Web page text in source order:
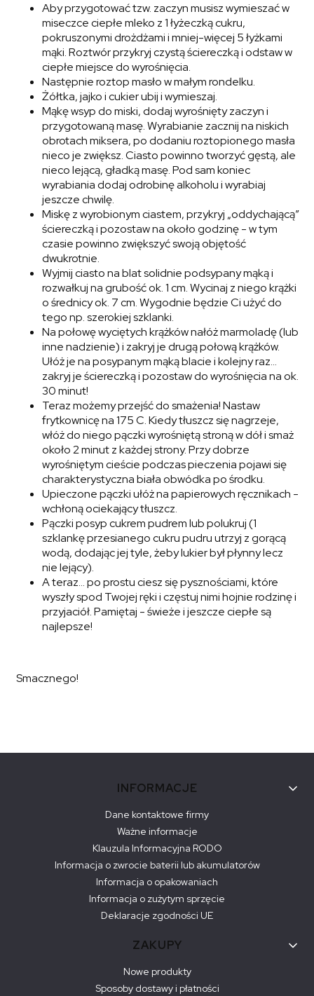
Aby przygotować tzw. zaczyn musisz wymieszać w
miseczce ciepłe mleko z 1 łyżeczką cukru,
pokruszonymi drożdżami i mniej-więcej 5 łyżkami
mąki. Roztwór przykryj czystą ściereczką i odstaw w
ciepłe miejsce do wyrośnięcia.
Następnie roztop masło w małym rondelku.
Żółtka, jajko i cukier ubij i wymieszaj.
Mąkę wsyp do miski, dodaj wyrośnięty zaczyn i
przygotowaną masę. Wyrabianie zacznij na niskich
obrotach miksera, po dodaniu roztopionego masła
nieco je zwiększ. Ciasto powinno tworzyć gęstą, ale
nieco lejącą, gładką masę. Pod sam koniec
wyrabiania dodaj odrobinę alkoholu i wyrabiaj
jeszcze chwilę.
Miskę z wyrobionym ciastem, przykryj „oddychającą”
ściereczką i pozostaw na około godzinę - w tym
czasie powinno zwiększyć swoją objętość
dwukrotnie.
Wyjmij ciasto na blat solidnie podsypany mąką i
rozwałkuj na grubość ok. 1 cm. Wycinaj z niego krążki
o średnicy ok. 7 cm. Wygodnie będzie Ci użyć do
tego np. szerokiej szklanki.
Na połowę wyciętych krążków nałóż marmoladę (lub
inne nadzienie) i zakryj je drugą połową krążków.
Ułóż je na posypanym mąką blacie i kolejny raz…
zakryj je ściereczką i pozostaw do wyrośnięcia na ok.
30 minut!
Teraz możemy przejść do smażenia! Nastaw
frytkownicę na 175 C. Kiedy tłuszcz się nagrzeje,
włóż do niego pączki wyrośniętą stroną w dół i smaż
około 2 minut z każdej strony. Przy dobrze
wyrośniętym cieście podczas pieczenia pojawi się
charakterystyczna biała obwódka po środku.
Upieczone pączki ułóż na papierowych ręcznikach -
wchłoną ociekający tłuszcz.
Pączki posyp cukrem pudrem lub polukruj (1
szklankę przesianego cukru pudru utrzyj z gorącą
wodą, dodając jej tyle, żeby lukier był płynny lecz
nie lejący).
A teraz… po prostu ciesz się pysznościami, które
wyszły spod Twojej ręki i częstuj nimi hojnie rodzinę i
przyjaciół. Pamiętaj - świeże i jeszcze ciepłe są
najlepsze!
Smacznego!
INFORMACJE
Dane kontaktowe firmy
Ważne informacje
Klauzula Informacyjna RODO
Informacja o zwrocie baterii lub akumulatorów
Informacja o opakowaniach
Informacja o zużytym sprzęcie
Deklaracje zgodności UE
ZAKUPY
Nowe produkty
Sposoby dostawy i płatności